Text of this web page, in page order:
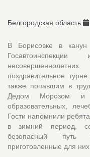
Белгородская область
В Борисовке в канун
поздравительное
также попавшим в
Дедом Морозом и
образовательных,
Гости напомнили
в зимний период,
безопасный путь
приготовленные для